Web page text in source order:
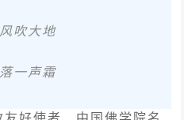
吹大地
一声霜